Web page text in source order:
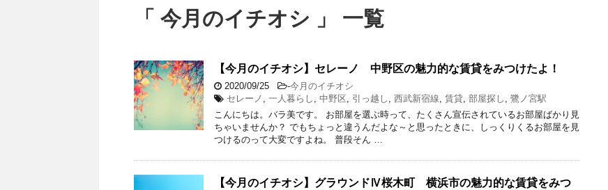
「 今月のイチオシ 」 一覧
【今月のイチオシ】セレーノ 中野区の魅力的な賃貸をみつけたよ！
2020/09/25 -今月のイチオシ
セレーノ , 一人暮らし , 中野区, 引っ越し , 西武新宿線, 賃貸, 部屋探し , 鷺ノ宮駅
こんにちは。バラ美です。 お部屋を選ぶ時って、たくさん宣伝されているお部屋ばかり見
ちゃいませんか？ でもちょっと違うんだよな～と思ったときに、しっくりくるお部屋を見
つけるのって大変ですよね。 普段そん …
【今月のイチオシ】グラウンドⅣ桜木町 横浜市の魅力的な賃貸をみつ